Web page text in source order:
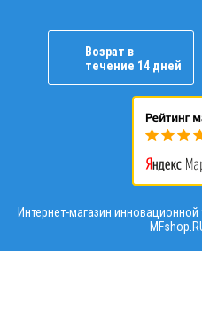
Возрат в
течение 14 дней
Интернет-магазин инновационной